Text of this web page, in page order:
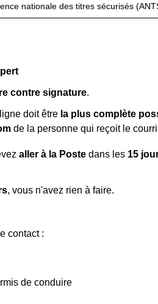
nationale des titres sécurisés
contre signature.
doit être la plus complète
de la personne qui reçoit le
aller à la Poste dans les 15
, vous n'avez rien à faire.
contact :
de conduire